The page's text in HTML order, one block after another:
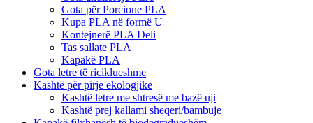
Gota për Porcione PLA
Kupa PLA në formë U
Kontejnerë PLA Deli
Tas sallate PLA
Kapakë PLA
Gota letre të riciklueshme
Kashtë për pirje ekologjike
Kashtë letre me shtresë me bazë uji
Kashtë prej kallami sheqeri/bambuje